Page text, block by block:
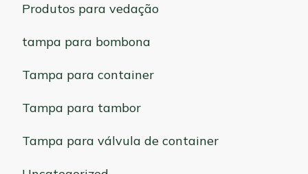
Produtos para vedação
tampa para bombona
Tampa para container
Tampa para tambor
Tampa para válvula de container